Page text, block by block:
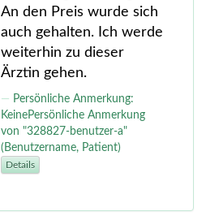
An den Preis wurde sich
auch gehalten. Ich werde
weiterhin zu dieser
Ärztin gehen.
Persönliche Anmerkung:
KeinePersönliche Anmerkung
von "328827-benutzer-a"
(Benutzername, Patient)
Details